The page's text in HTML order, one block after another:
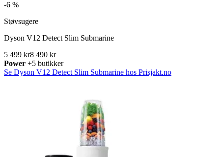
-6 %
Støvsugere
Dyson V12 Detect Slim Submarine
5 499 kr8 490 kr
Power +5 butikker
Se Dyson V12 Detect Slim Submarine hos Prisjakt.no